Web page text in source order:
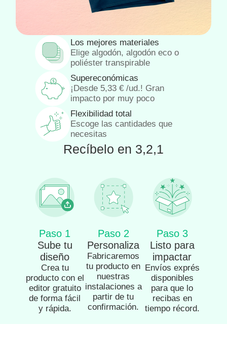
Los mejores materiales
Elige algodón, algodón eco o
poliéster transpirable
Supereconómicas
¡Desde 5,33 € /ud.! Gran
impacto por muy poco
Flexibilidad total
Escoge las cantidades que
necesitas
Recíbelo en 3,2,1
Paso 1
Sube tu
diseño
Crea tu
producto con el
editor gratuito
de forma fácil
y rápida.
Paso 2
Personaliza
Fabricaremos
tu producto en
nuestras
instalaciones a
partir de tu
confirmación.
Paso 3
Listo para
impactar
Envíos exprés
disponibles
para que lo
recibas en
tiempo récord.